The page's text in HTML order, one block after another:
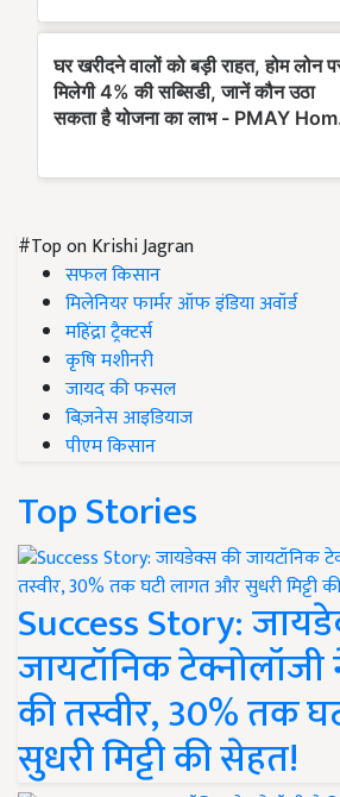
#Top on Krishi Jagran
सफल किसान
मिलेनियर फार्मर ऑफ इंडिया अवॉर्ड
महिंद्रा ट्रैक्टर्स
कृषि मशीनरी
जायद की फसल
बिज़नेस आइडियाज
पीएम किसान
Top Stories
Success Story:
जायटॉनिक
की तस्वीर, 30% तक
सुधरी मिट्टी की सेहत!